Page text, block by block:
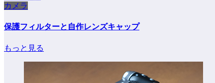
カメラ
保護フィルターと自作レンズキャップ
もっと見る